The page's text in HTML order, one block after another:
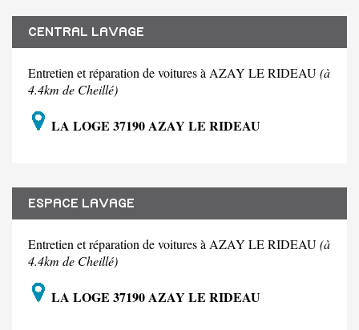
CENTRAL LAVAGE
Entretien et réparation de voitures à AZAY LE RIDEAU(à
4.4km de Cheillé)
LA LOGE 37190 AZAY LE RIDEAU
ESPACE LAVAGE
Entretien et réparation de voitures à AZAY LE RIDEAU(à
4.4km de Cheillé)
LA LOGE 37190 AZAY LE RIDEAU